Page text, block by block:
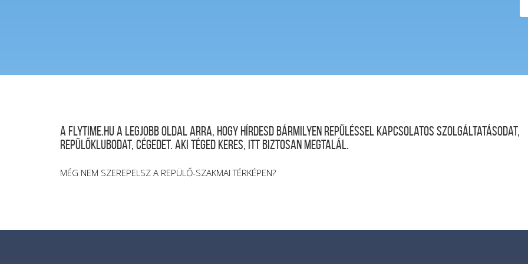
A FLYTIME.HU a legjobb oldal arra, hogy hírdesd bármilyen repüléssel kapcsolatos szolgáltatásodat,
repülőklubodat, cégedet. Aki téged keres, itt biztosan megtalál.
MÉG NEM SZEREPELSZ A REPÜLŐ-SZAKMAI TÉRKÉPEN?